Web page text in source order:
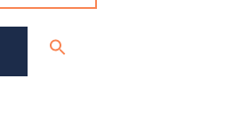
Search